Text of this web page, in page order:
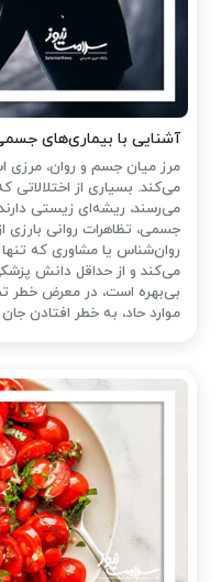
آشنایی با بیماری‌های
مرز میان جسم و روان، مرزی
می‌کند. بسیاری از اختلالاتی
می‌رسند، ریشه‌ای زیستی
جسمی، تظاهرات روانی
روان‌شناس یا مشاوری که
می‌کند و از حداقل دانش
بی‌بهره است، در معرض خطر
موارد حاد، به خطر افتادن